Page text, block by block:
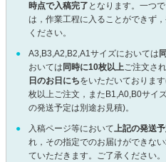
時点で入稿完了 となります。一つ
は，作業工程に入ることができず
ください。
A3,B3,A2,B2,A1サイズにおいては
おいては 同時に10枚以上ご注文さ
日のお日にちをいただいておりま
枚以上ご注文，またB1,A0,B0サイ
の発送予定は別途お見積)。
入稿ページ等において上記の発送
れ，その指定でのお届けができな
ていただきます。ご了承ください。